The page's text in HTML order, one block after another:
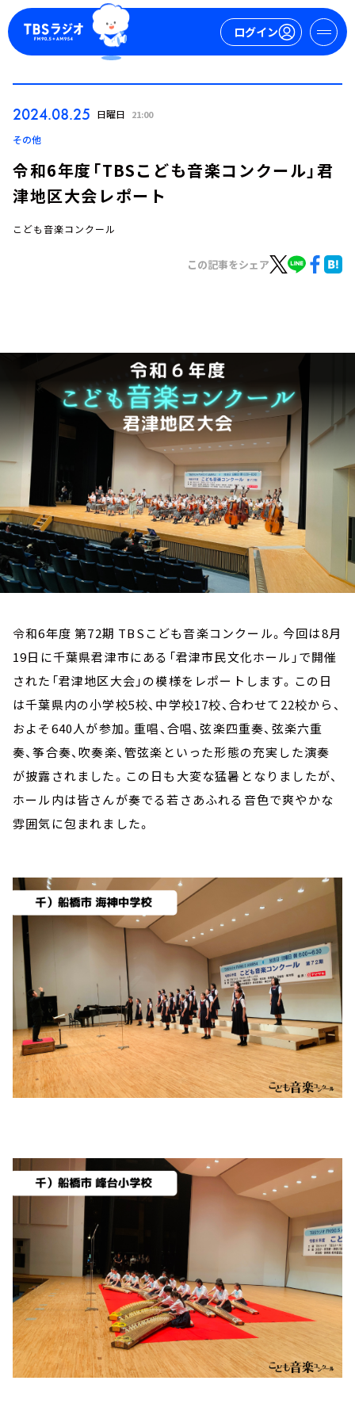
ログイン
イベント・グッズ
YouTube
会社情報
2024.08.25 日曜日 21:00
その他
令和6年度「TBSこども音楽コンクール」君
津地区大会レポート
こども音楽コンクール
この記事をシェア
令和6年度 第72期 TBSこども音楽コンクール。今回は8月
19日に千葉県君津市にある「君津市民文化ホール」で開催
された「君津地区大会」の模様をレポートします。この日
は千葉県内の小学校5校、中学校17校、合わせて22校から、
およそ640人が参加。重唱、合唱、弦楽四重奏、弦楽六重
奏、筝合奏、吹奏楽、管弦楽といった形態の充実した演奏
が披露されました。この日も大変な猛暑となりましたが、
ホール内は皆さんが奏でる若さあふれる音色で爽やかな
雰囲気に包まれました。